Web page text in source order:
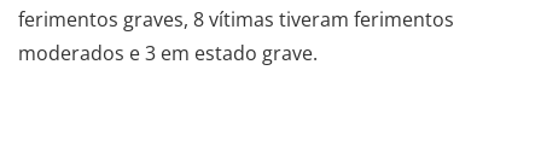
ferimentos graves, 8 vítimas tiveram ferimentos
moderados e 3 em estado grave.